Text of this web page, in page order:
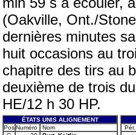
(Oakville, Ont./
dernières minutes
huit occasions au
chapitre des tirs au
deuxième de trois
HE/12 h 30 HP.
ÉTATS UNIS ALIGNEMENT
PosNuméro
Nom
Pér.